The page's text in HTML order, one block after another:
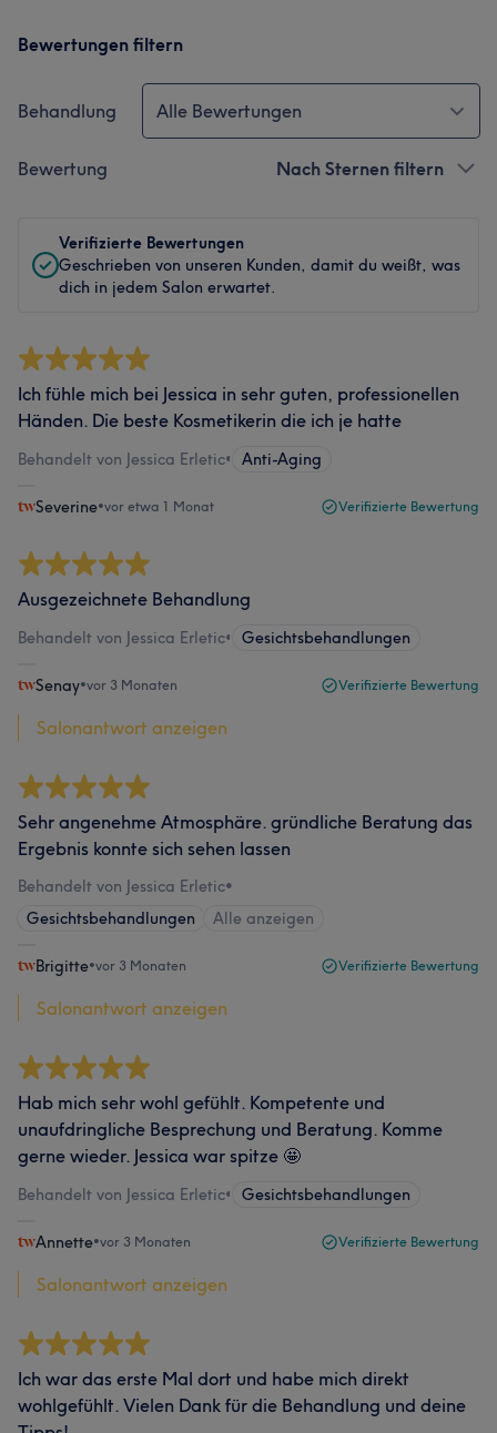
Bewertungen filtern
Behandlung Alle Bewertungen
Bewertung Nach Sternen filtern
Verifizierte Bewertungen
Geschrieben von unseren Kunden, damit du weißt, was
dich in jedem Salon erwartet.
Ich fühle mich bei Jessica in sehr guten, professionellen
Händen. Die beste Kosmetikerin die ich je hatte
Behandelt von Jessica Erletic• Anti-Aging
Severine•vor etwa 1 Monat Verifizierte Bewertung
Ausgezeichnete Behandlung
Behandelt von Jessica Erletic• Gesichtsbehandlungen
Senay•vor 3 Monaten Verifizierte Bewertung
Salonantwort anzeigen
Sehr angenehme Atmosphäre. gründliche Beratung das
Ergebnis konnte sich sehen lassen
Behandelt von Jessica Erletic•
Gesichtsbehandlungen
Alle anzeigen
Brigitte•vor 3 Monaten Verifizierte Bewertung
Salonantwort anzeigen
Hab mich sehr wohl gefühlt. Kompetente und
unaufdringliche Besprechung und Beratung. Komme
gerne wieder. Jessica war spitze 🤩
Behandelt von Jessica Erletic• Gesichtsbehandlungen
Annette•vor 3 Monaten Verifizierte Bewertung
Salonantwort anzeigen
Ich war das erste Mal dort und habe mich direkt
wohlgefühlt. Vielen Dank für die Behandlung und deine